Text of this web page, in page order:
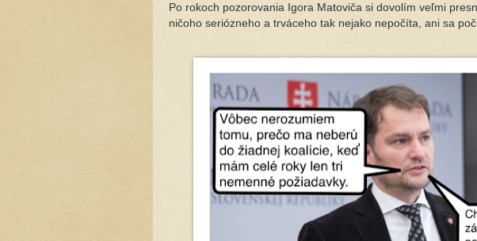
Po rokoch pozorovania Igora Matoviča si dovolím veľmi
ničoho seriózneho a trváceho tak nejako nepočíta, ani sa